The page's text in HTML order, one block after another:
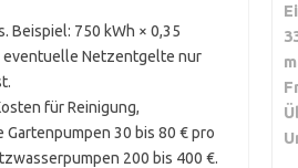
Beispiel: 750 kWh × 0,35
eventuelle Netzentgelte nur
für Reinigung,
30 bis 80 € pro
200 bis 400 €.